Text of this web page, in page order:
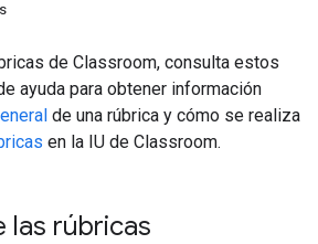
de Classroom, consulta estos
ayuda para obtener información
de una rúbrica y cómo se realiza
en la IU de Classroom.
las rúbricas